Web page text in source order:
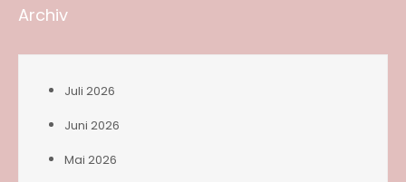
Archiv
Juli 2026
Juni 2026
Mai 2026